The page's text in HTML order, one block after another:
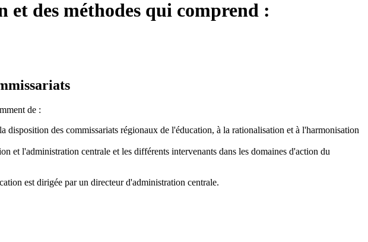
des méthodes qui comprend :
de :
disposition des commissariats régionaux de l'éducation, à la rationalisation et à l'harmonisation
et l'administration centrale et les différents intervenants dans les domaines d'action du
est dirigée par un directeur d'administration centrale.